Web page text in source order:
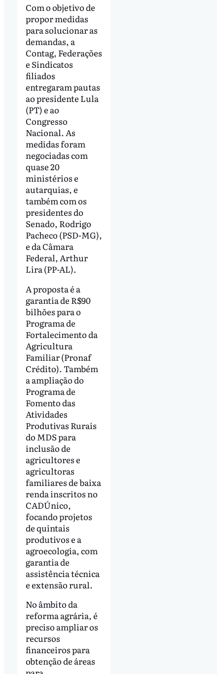
Com o objetivo de
propor medidas
para solucionar as
demandas, a
Contag, Federações
e Sindicatos
filiados
entregaram pautas
ao presidente Lula
(PT) e ao
Congresso
Nacional. As
medidas foram
negociadas com
quase 20
ministérios e
autarquias, e
também com os
presidentes do
Senado, Rodrigo
Pacheco (PSD-MG),
e da Câmara
Federal, Arthur
Lira (PP-AL).
A proposta é a
garantia de R$90
bilhões para o
Programa de
Fortalecimento da
Agricultura
Familiar (Pronaf
Crédito). Também
a ampliação do
Programa de
Fomento das
Atividades
Produtivas Rurais
do MDS para
inclusão de
agricultores e
agricultoras
familiares de baixa
renda inscritos no
CADÚnico,
focando projetos
de quintais
produtivos e a
agroecologia, com
garantia de
assistência técnica
e extensão rural.
No âmbito da
reforma agrária, é
preciso ampliar os
recursos
financeiros para
obtenção de áreas